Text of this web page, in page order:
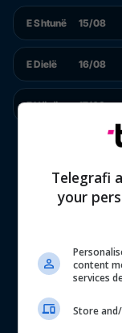
E Shtunë 15/08
E Dielë 16/08
E Hënë 17/08
Telegrafi
your
content
services
Store